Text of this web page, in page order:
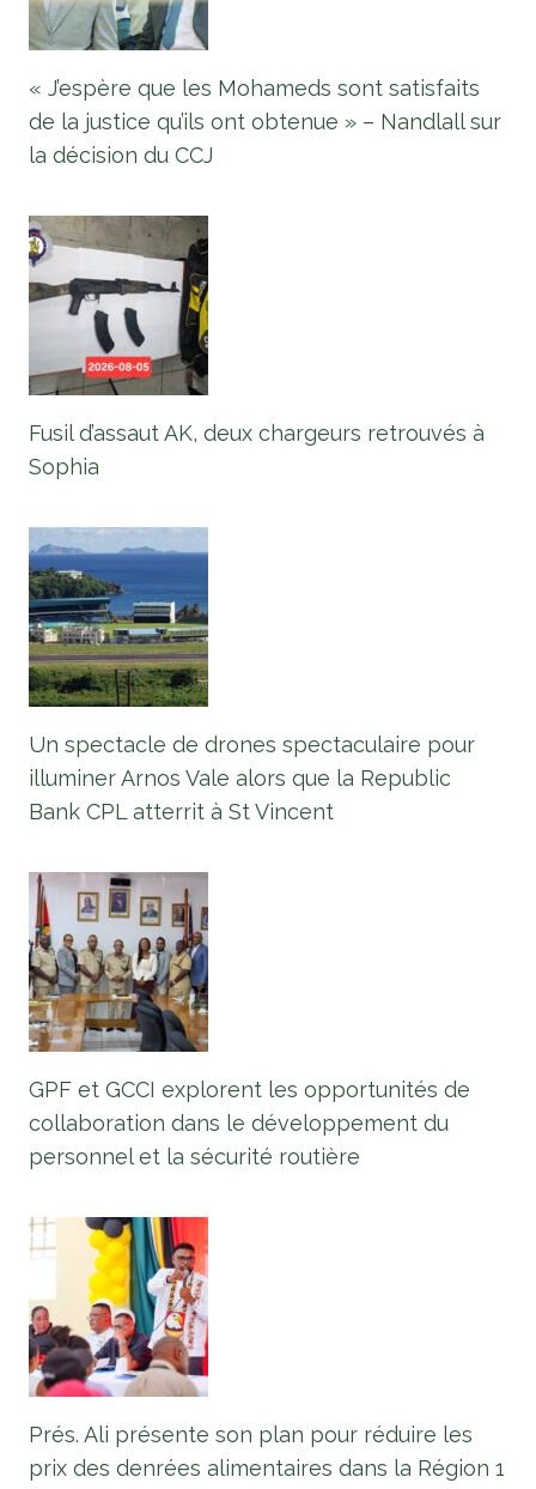
« J’espère que les Mohameds sont satisfaits
de la justice qu’ils ont obtenue » – Nandlall sur
la décision du CCJ
Fusil d’assaut AK, deux chargeurs retrouvés à
Sophia
Un spectacle de drones spectaculaire pour
illuminer Arnos Vale alors que la Republic
Bank CPL atterrit à St Vincent
GPF et GCCI explorent les opportunités de
collaboration dans le développement du
personnel et la sécurité routière
Prés. Ali présente son plan pour réduire les
prix des denrées alimentaires dans la Région 1